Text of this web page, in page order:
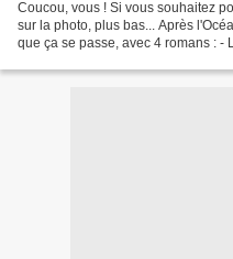
Coucou, vous ! Si vous souhaitez
sur la photo, plus bas... Après
que ça se passe, avec 4 romans : -